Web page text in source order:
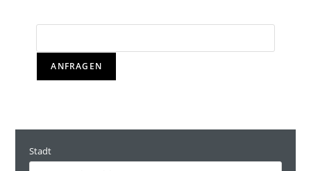
ANFRAGEN
Stadt